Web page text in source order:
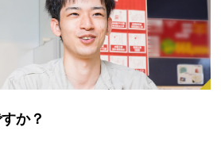
か？